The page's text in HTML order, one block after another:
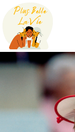
Skip
content